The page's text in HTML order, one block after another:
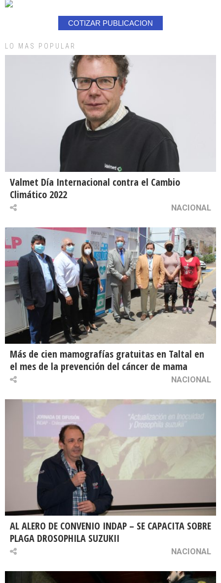
COTIZAR PUBLICACION
LO MAS POPULAR
Valmet Día Internacional contra el Cambio
Climático 2022
NACIONAL
Más de cien mamografías gratuitas en Taltal en
el mes de la prevención del cáncer de mama
NACIONAL
AL ALERO DE CONVENIO INDAP – SE CAPACITA SOBRE
PLAGA DROSOPHILA SUZUKII
NACIONAL